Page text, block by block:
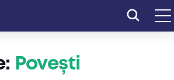
Povești